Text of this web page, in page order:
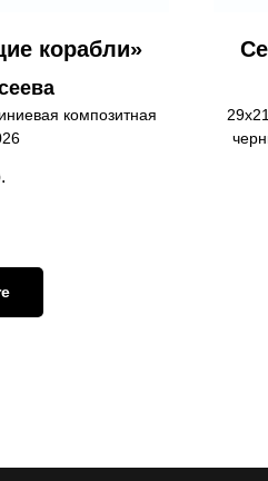
корабли»
композитная